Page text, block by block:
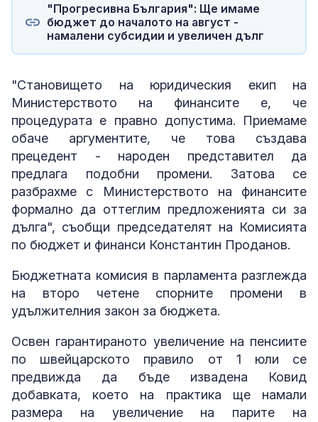
"Прогресивна България": Ще имаме
бюджет до началото на август -
намалени субсидии и увеличен дълг
"Становището на юридическия екип на
Министерството на финансите е, че
процедурата е правно допустима. Приемаме
обаче аргументите, че това създава
прецедент - народен представител да
предлага подобни промени. Затова се
разбрахме с Министерството на финансите
формално да оттеглим предложенията си за
дълга", съобщи председателят на Комисията
по бюджет и финанси Константин Проданов.
Бюджетната комисия в парламента разглежда
на второ четене спорните промени в
удължителния закон за бюджета.
Освен гарантираното увеличение на пенсиите
по швейцарското правило от 1 юли се
предвижда да бъде извадена Ковид
добавката, което на практика ще намали
размера на увеличение на парите на